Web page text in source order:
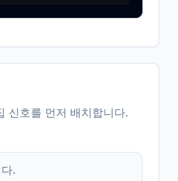
신호를 먼저 배치합니다.
.